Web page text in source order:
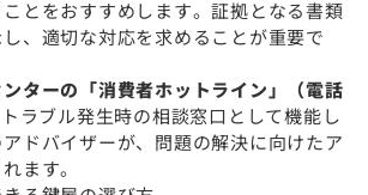
ことをおすすめします。証拠となる書類
、適切な対応を求めることが重要で
ターの「消費者ホットライン」（電話
ラブル発生時の相談窓口として機能し
ドバイザーが、問題の解決に向けたア
ます。